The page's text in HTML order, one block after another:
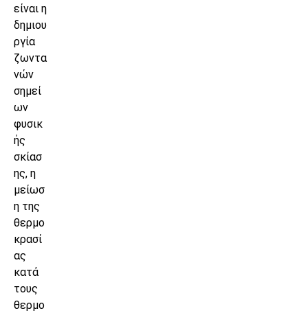
είναι η
δημιου
ργία
ζωντα
νών
σημεί
ων
φυσικ
ής
σκίασ
ης, η
μείωσ
η της
θερμο
κρασί
ας
κατά
τους
θερμο